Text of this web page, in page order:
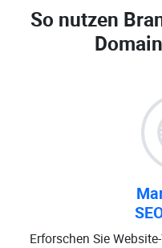
So nutzen
Erforschen Sie